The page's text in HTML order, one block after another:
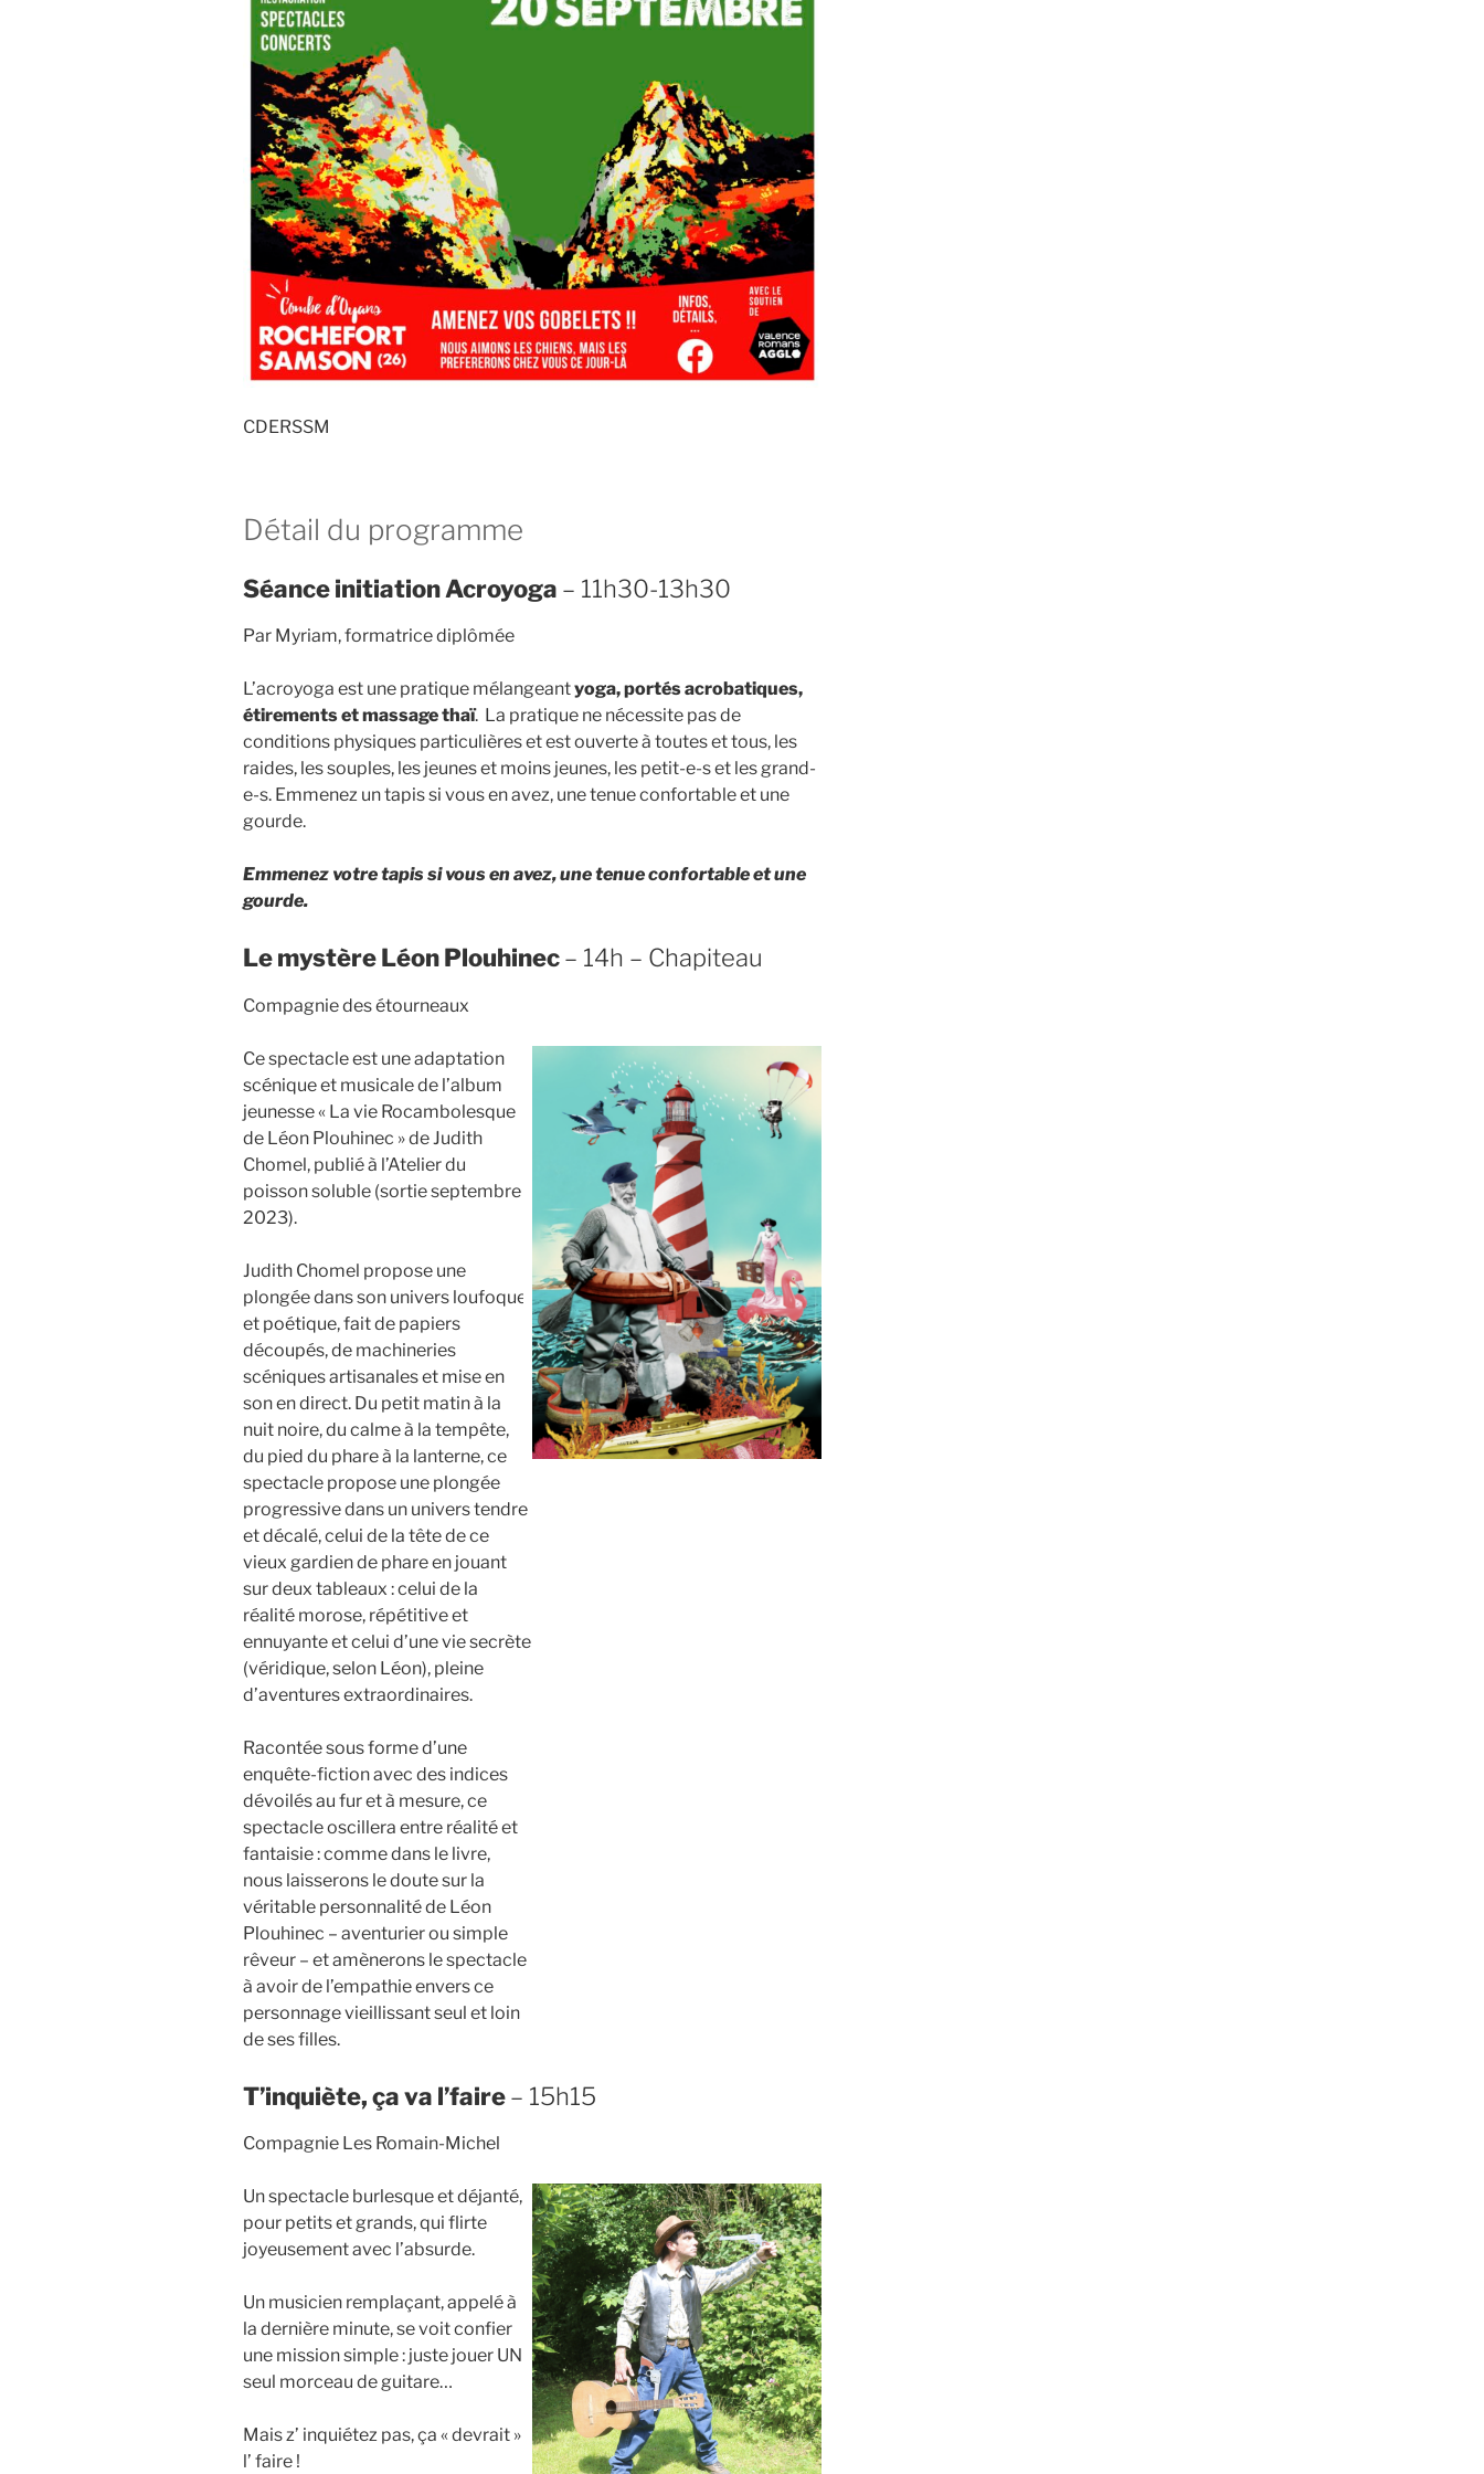
CDERSSM
Détail du programme
Séance initiation Acroyoga – 11h30-13h30
Par Myriam, formatrice diplômée
L’acroyoga est une pratique mélangeantyoga, portés acrobatiques,
étirements et massage thaï. La pratique ne nécessite pas de
conditions physiques particulières et est ouverte à toutes et tous, les
raides, les souples, les jeunes et moins jeunes, les petit-e-s et les grand-
e-s. Emmenez un tapis si vous en avez, une tenue confortable et une
gourde.
Emmenez votre tapis si vous en avez, une tenue confortable et une
gourde.
Le mystère Léon Plouhinec– 14h – Chapiteau
Compagnie des étourneaux
Ce spectacle est une adaptation
scénique et musicale de l’album
jeunesse « La vie Rocambolesque
de Léon Plouhinec » de Judith
Chomel, publié à l’Atelier du
poisson soluble (sortie septembre
2023).
Judith Chomel propose une
plongée dans son univers loufoque
et poétique, fait de papiers
découpés, de machineries
scéniques artisanales et mise en
son en direct. Du petit matin à la
nuit noire, du calme à la tempête,
du pied du phare à la lanterne, ce
spectacle propose une plongée
progressive dans un univers tendre
et décalé, celui de la tête de ce
vieux gardien de phare en jouant
sur deux tableaux : celui de la
réalité morose, répétitive et
ennuyante et celui d’une vie secrète
(véridique, selon Léon), pleine
d’aventures extraordinaires.
Racontée sous forme d’une
enquête-fiction avec des indices
dévoilés au fur et à mesure, ce
spectacle oscillera entre réalité et
fantaisie : comme dans le livre,
nous laisserons le doute sur la
véritable personnalité de Léon
Plouhinec – aventurier ou simple
rêveur – et amènerons le spectacle
à avoir de l’empathie envers ce
personnage vieillissant seul et loin
de ses filles.
T’inquiète, ça va l’faire– 15h15
Compagnie Les Romain-Michel
Un spectacle burlesque et déjanté,
pour petits et grands, qui flirte
joyeusement avec l’absurde.
Un musicien remplaçant, appelé à
la dernière minute, se voit confier
une mission simple : juste jouer UN
seul morceau de guitare…
Mais z’ inquiétez pas, ça « devrait »
l’ faire !